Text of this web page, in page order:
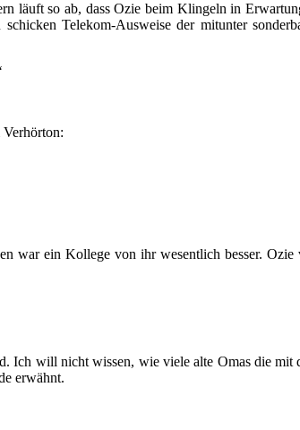
läuft so ab, dass Ozie beim Klingeln in
Telekom-Ausweise der mitunter
ein Kollege von ihr wesentlich besser. Ozie
will nicht wissen, wie viele alte Omas die mit
erwähnt.